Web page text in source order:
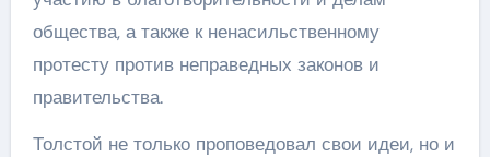
общества, а также к ненасильственному
протесту против неправедных законов и
правительства.
Толстой не только проповедовал свои идеи, но и